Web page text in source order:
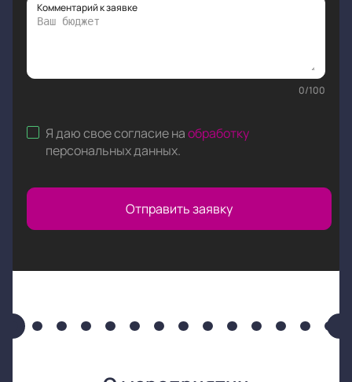
Комментарий к заявке
0/100
Я даю свое согласие наобработку
персональных данных.
Отправить заявку